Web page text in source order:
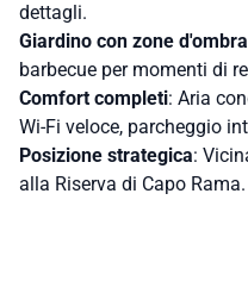
dettagli.
Giardino con zone d'ombra
barbecue per momenti di
Comfort completi: Aria
Wi‑Fi veloce, parcheggio
Posizione strategica:
alla Riserva di Capo Rama.